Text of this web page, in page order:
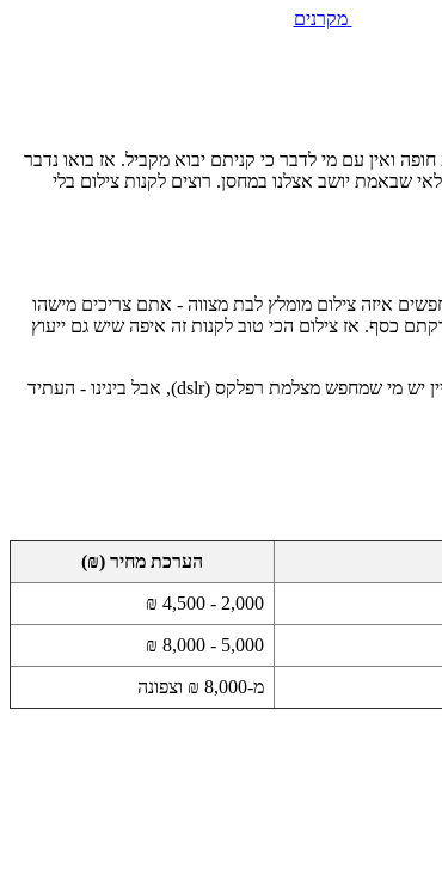
מקרנים
חופה ואין עם מי לדבר כי קניתם יבוא מקביל. אז בואו נדבר
שבאמת יושב אצלנו במחסן. רוצים לקנות צילום בלי
איזה צילום מומלץ לבת מצווה - אתם צריכים מישהו
כסף. אז צילום הכי טוב לקנות זה איפה שיש גם ייעוץ
מה הולך היום? כולם על מצלמת מירורלס. סוני (Sony) עם פוקוס שנועל על עין של זבוב, קנון (Canon) שעושה צבעים משוגעים ישר מהמצלמה, ורחפנים של DJI. עדיין יש מי שמחפש מצלמת רפלקס (dslr), אבל בינינו - העתיד
הערכת מחיר (₪)
2,000 - 4,500 ₪
5,000 - 8,000 ₪
מ-8,000 ₪ וצפונה